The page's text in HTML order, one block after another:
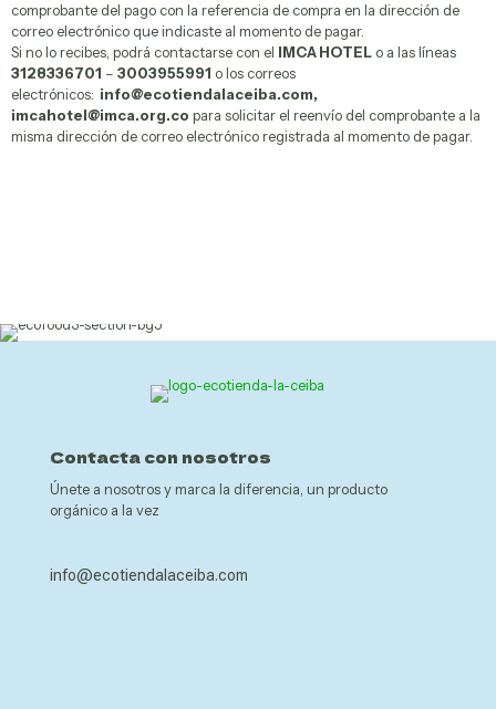
Productos medicinales
Artesanías
comprobante del pago con la referencia de compra en la dirección de
correo electrónico que indicaste al momento de pagar.
Si no lo recibes, podrá contactarse con el IMCA HOTEL o a las líneas
3128336701 – 3003955991 o los correos
electrónicos: info@ecotiendalaceiba.com,
imcahotel@imca.org.co para solicitar el reenvío del comprobante a la
misma dirección de correo electrónico registrada al momento de pagar.
Contacta con nosotros
Únete a nosotros y marca la diferencia, un producto
orgánico a la vez
info@ecotiendalaceiba.com